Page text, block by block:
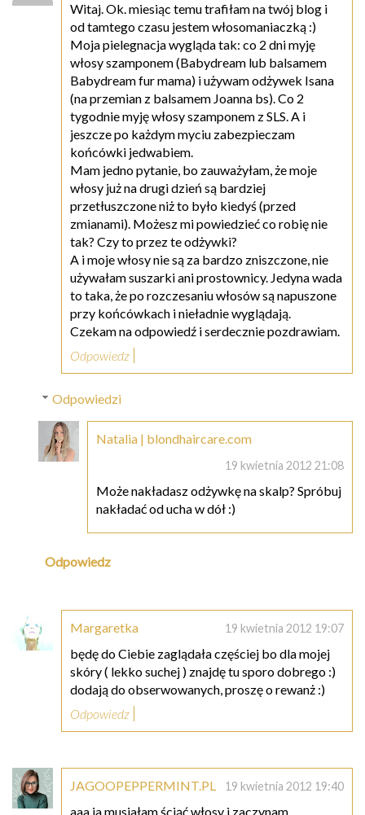
Witaj. Ok. miesiąc temu trafiłam na twój blog i
od tamtego czasu jestem włosomaniaczką :)
Moja pielegnacja wygląda tak: co 2 dni myję
włosy szamponem (Babydream lub balsamem
Babydream fur mama) i używam odżywek Isana
(na przemian z balsamem Joanna bs). Co 2
tygodnie myję włosy szamponem z SLS. A i
jeszcze po każdym myciu zabezpieczam
końcówki jedwabiem.
Mam jedno pytanie, bo zauważyłam, że moje
włosy już na drugi dzień są bardziej
przetłuszczone niż to było kiedyś (przed
zmianami). Możesz mi powiedzieć co robię nie
tak? Czy to przez te odżywki?
A i moje włosy nie są za bardzo zniszczone, nie
używałam suszarki ani prostownicy. Jedyna wada
to taka, że po rozczesaniu włosów są napuszone
przy końcówkach i nieładnie wyglądają.
Czekam na odpowiedź i serdecznie pozdrawiam.
Odpowiedz
Odpowiedzi
Natalia | blondhaircare.com
19 kwietnia 2012 21:08
Może nakładasz odżywkę na skalp? Spróbuj
nakładać od ucha w dół :)
Odpowiedz
Margaretka 19 kwietnia 2012 19:07
będę do Ciebie zaglądała częściej bo dla mojej
skóry ( lekko suchej ) znajdę tu sporo dobrego :)
dodają do obserwowanych, proszę o rewanż :)
Odpowiedz
JAGOOPEPPERMINT.PL 19 kwietnia 2012 19:40
aaa ja musiałam ściąć włosy i zaczynam